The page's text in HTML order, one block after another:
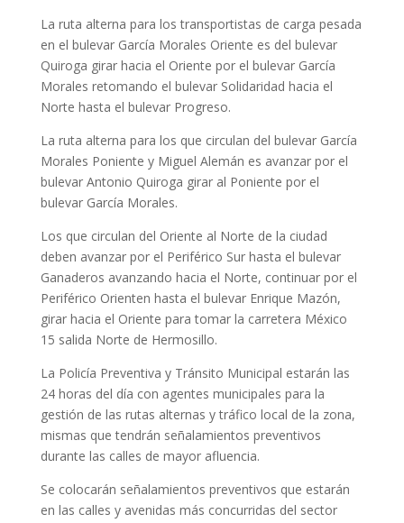
La ruta alterna para los transportistas de carga pesada
en el bulevar García Morales Oriente es del bulevar
Quiroga girar hacia el Oriente por el bulevar García
Morales retomando el bulevar Solidaridad hacia el
Norte hasta el bulevar Progreso.
La ruta alterna para los que circulan del bulevar García
Morales Poniente y Miguel Alemán es avanzar por el
bulevar Antonio Quiroga girar al Poniente por el
bulevar García Morales.
Los que circulan del Oriente al Norte de la ciudad
deben avanzar por el Periférico Sur hasta el bulevar
Ganaderos avanzando hacia el Norte, continuar por el
Periférico Orienten hasta el bulevar Enrique Mazón,
girar hacia el Oriente para tomar la carretera México
15 salida Norte de Hermosillo.
La Policía Preventiva y Tránsito Municipal estarán las
24 horas del día con agentes municipales para la
gestión de las rutas alternas y tráfico local de la zona,
mismas que tendrán señalamientos preventivos
durante las calles de mayor afluencia.
Se colocarán señalamientos preventivos que estarán
en las calles y avenidas más concurridas del sector